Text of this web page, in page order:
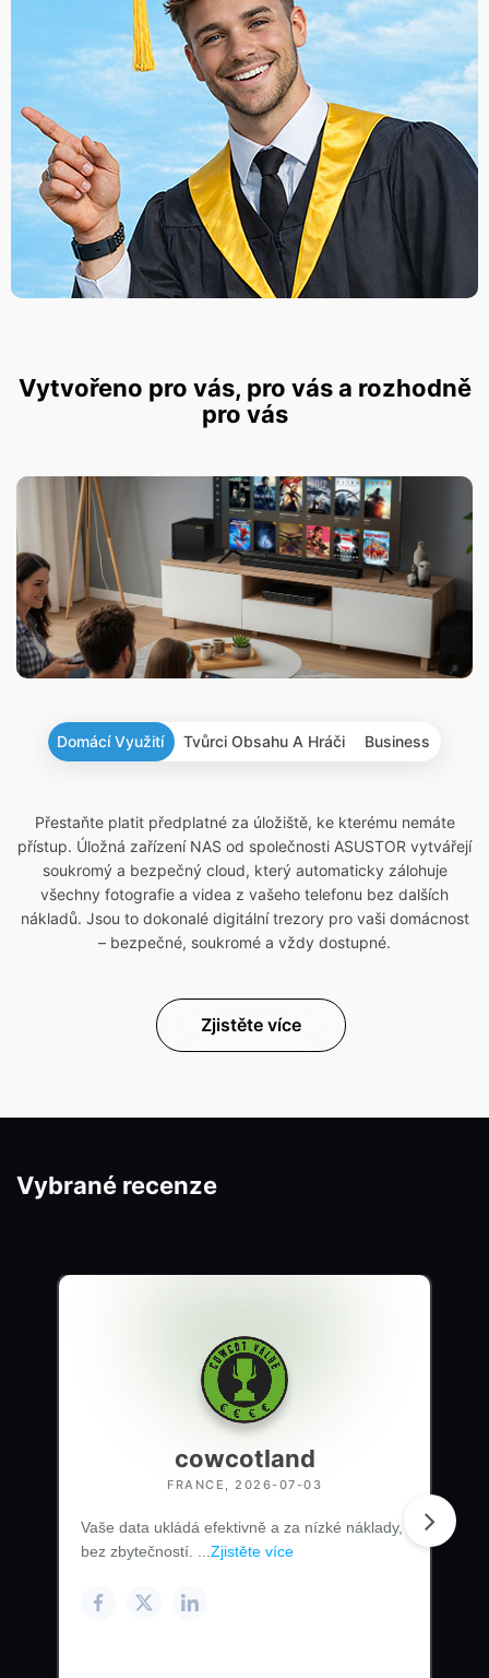
Vytvořeno pro vás, pro vás a rozhodně
pro vás
Domácí Využití Tvůrci Obsahu A Hráči Business
Přestaňte platit předplatné za úložiště, ke kterému nemáte
přístup. Úložná zařízení NAS od společnosti ASUSTOR vytvářejí
soukromý a bezpečný cloud, který automaticky zálohuje
všechny fotografie a videa z vašeho telefonu bez dalších
nákladů. Jsou to dokonalé digitální trezory pro vaši domácnost
– bezpečné, soukromé a vždy dostupné.
Zjistěte více
Vybrané recenze
cowcotland
FRANCE, 2026-07-03
Vaše data ukládá efektivně a za nízké náklady,
bez zbytečností. ... Zjistěte více